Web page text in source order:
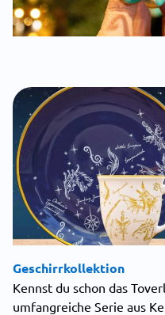
Geschirrkollektion
Kennst du schon das
umfangreiche Serie aus